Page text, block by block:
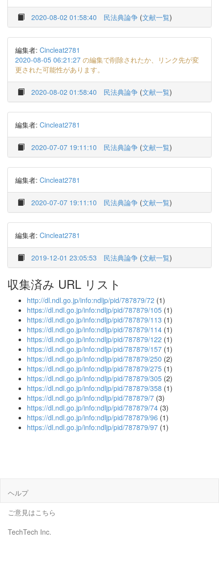
2020-08-02 01:58:40 民法典論争 (文献一覧)
編集者: Cincleat2781
2020-08-05 06:21:27 の編集で削除されたか、リンク先が変
更された可能性があります。
2020-08-02 01:58:40 民法典論争 (文献一覧)
編集者: Cincleat2781
2020-07-07 19:11:10 民法典論争 (文献一覧)
編集者: Cincleat2781
2020-07-07 19:11:10 民法典論争 (文献一覧)
編集者: Cincleat2781
2019-12-01 23:05:53 民法典論争 (文献一覧)
収集済み URL リスト
http://dl.ndl.go.jp/info:ndljp/pid/787879/72 (1)
https://dl.ndl.go.jp/info:ndljp/pid/787879/105 (1)
https://dl.ndl.go.jp/info:ndljp/pid/787879/113 (1)
https://dl.ndl.go.jp/info:ndljp/pid/787879/114 (1)
https://dl.ndl.go.jp/info:ndljp/pid/787879/122 (1)
https://dl.ndl.go.jp/info:ndljp/pid/787879/157 (1)
https://dl.ndl.go.jp/info:ndljp/pid/787879/250 (2)
https://dl.ndl.go.jp/info:ndljp/pid/787879/275 (1)
https://dl.ndl.go.jp/info:ndljp/pid/787879/305 (2)
https://dl.ndl.go.jp/info:ndljp/pid/787879/358 (1)
https://dl.ndl.go.jp/info:ndljp/pid/787879/7 (3)
https://dl.ndl.go.jp/info:ndljp/pid/787879/74 (3)
https://dl.ndl.go.jp/info:ndljp/pid/787879/96 (1)
https://dl.ndl.go.jp/info:ndljp/pid/787879/97 (1)
ヘルプ
ご意見はこちら
TechTech Inc.